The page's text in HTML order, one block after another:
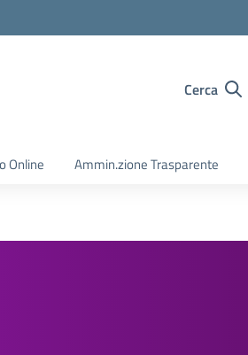
Cerca
Online Ammin.zione Trasparente